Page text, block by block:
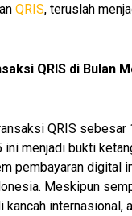
QRIS, teruslah
QRIS di Bulan
QRIS sebesar
menjadi bukti
pembayaran digital
Meskipun
kancah internasional,